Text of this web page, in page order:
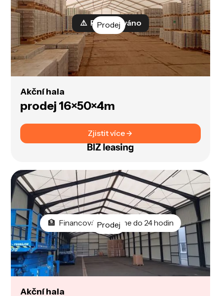
⚠️ Rezervováno
Prodej
Akční hala
prodej 16×50×4m
Zjistit více
🏦 Financování vyřídíme do 24 hodin
Prodej
Akční hala